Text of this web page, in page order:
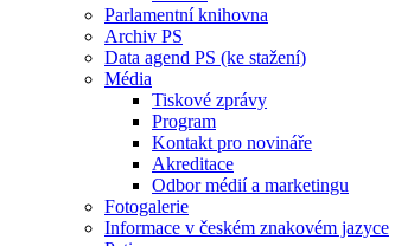
Parlamentní knihovna
Archiv PS
Data agend PS (ke stažení)
Média
Tiskové zprávy
Program
Kontakt pro novináře
Akreditace
Odbor médií a marketingu
Fotogalerie
Informace v českém znakovém jazyce